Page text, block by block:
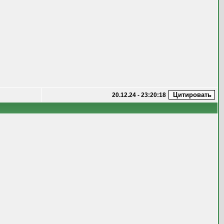
20.12.24 - 23:20:18